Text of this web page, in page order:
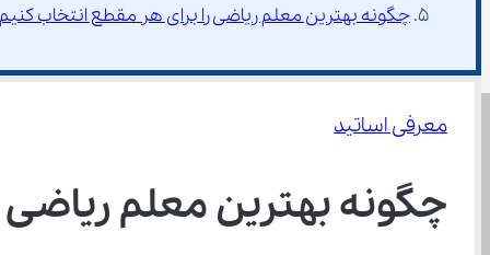
چگونه بهترین معلم ریاضی را برای هر مقطع انتخاب
معرفی اساتید
چگونه بهترین معلم ریاضی